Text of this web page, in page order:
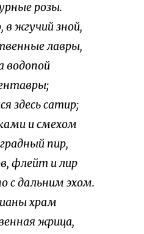
розы.
жгучий зной,
лавры,
водопой
здесь сатир;
и смехом
пир,
флейт и лир
с дальним эхом.
храм
жрица,